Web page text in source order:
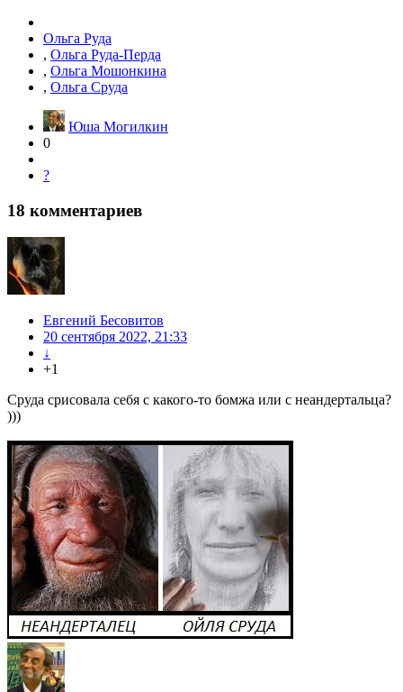
Ольга Руда
, Ольга Руда-Перда
, Ольга Мошонкина
, Ольга Сруда
Юша Могилкин
0
?
18 комментариев
Евгений Бесовитов
20 сентября 2022, 21:33
↓
+1
Сруда срисовала себя с какого-то бомжа или с неандертальца?
)))